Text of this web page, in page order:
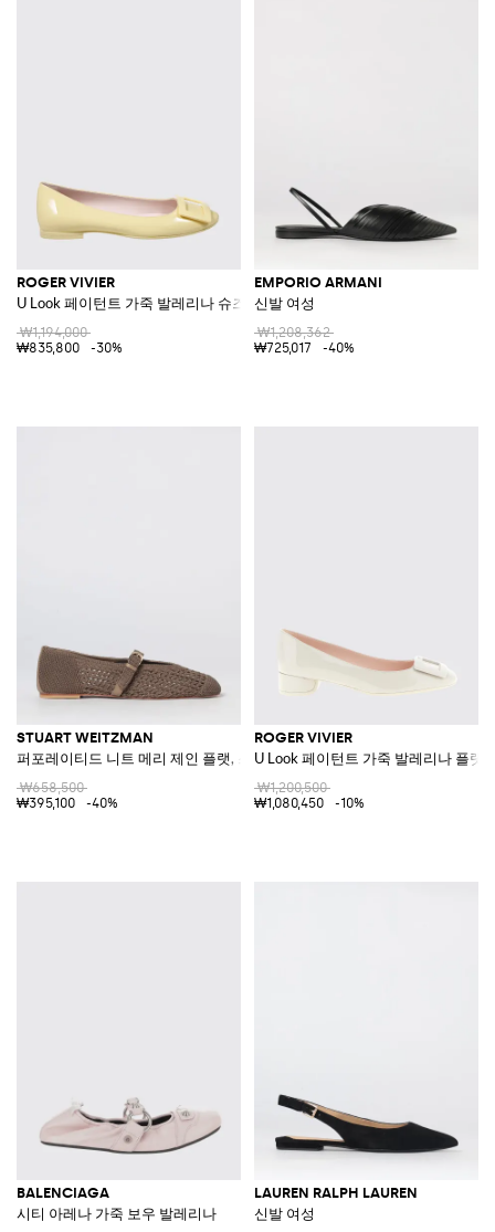
ROGER VIVIER
U Look 페이턴트 가죽 발레리나 슈즈
₩1,194,000
₩835,800
-30%
EMPORIO ARMANI
신발 여성
₩1,208,362
₩725,017
-40%
STUART WEITZMAN
퍼포레이티드 니트 메리 제인 플랫, 스트랩 장식
₩658,500
₩395,100
-40%
ROGER VIVIER
U Look 페이턴트 가죽 발레리나 플랫
₩1,200,500
₩1,080,450
-10%
BALENCIAGA
시티 아레나 가죽 보우 발레리나
LAUREN RALPH LAUREN
신발 여성